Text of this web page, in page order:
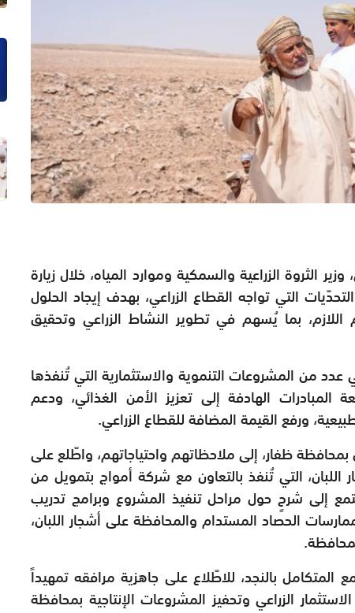
الثروة الزراعية والسمكية وموارد المياه، خلال زيارة
التي تواجه القطاع الزراعي، بهدف إيجاد الحلول
اللازم، بما يُسهم في تطوير النشاط الزراعي وتحقيق
من المشروعات التنموية والاستثمارية التي تُنفذها
المبادرات الهادفة إلى تعزيز الأمن الغذائي، ودعم
ورفع القيمة المضافة للقطاع الزراعي.
بمحافظة ظفار، إلى ملاحظاتهم واحتياجاتهم، واطّلع على
التي تُنفذ بالتعاون مع شركة أمواج بتمويل من
إلى شرحٍ حول مراحل تنفيذ المشروع وبرامج تدريب
الحصاد المستدام والمحافظة على أشجار اللبان،
بالنجد، للاطّلاع على جاهزية مرافقه تمهيداً
الزراعي وتحفيز المشروعات الإنتاجية بمحافظة